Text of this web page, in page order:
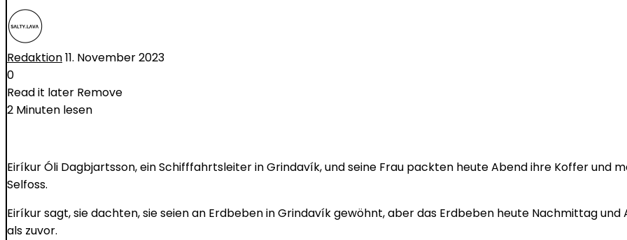
Redaktion11. November 2023
0
Read it later Remove
2 Minuten lesen
Eiríkur Óli Dagbjartsson, ein Schifffahrtsleiter in Grindavík, und seine Frau packten heute Abend ihre Koffer und
Selfoss.
Eiríkur sagt, sie dachten, sie seien an Erdbeben in Grindavík gewöhnt, aber das Erdbeben heute Nachmittag
als zuvor.